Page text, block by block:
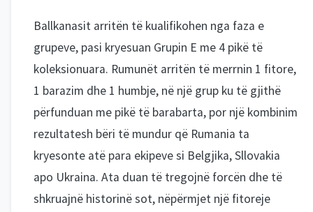
Ballkanasit arritën të kualifikohen nga faza e
grupeve, pasi kryesuan Grupin E me 4 pikë të
koleksionuara. Rumunët arritën të merrnin 1 fitore,
1 barazim dhe 1 humbje, në një grup ku të gjithë
përfunduan me pikë të barabarta, por një kombinim
rezultatesh bëri të mundur që Rumania ta
kryesonte atë para ekipeve si Belgjika, Sllovakia
apo Ukraina. Ata duan të tregojnë forcën dhe të
shkruajnë historinë sot, nëpërmjet një fitoreje